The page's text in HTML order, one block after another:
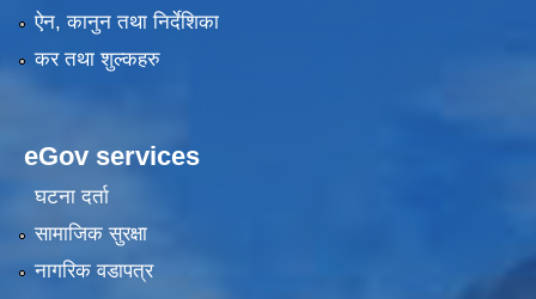
ऐन, कानुन तथा निर्देशिका
कर तथा शुल्कहरु
eGov services
घटना दर्ता
सामाजिक सुरक्षा
नागरिक वडापत्र